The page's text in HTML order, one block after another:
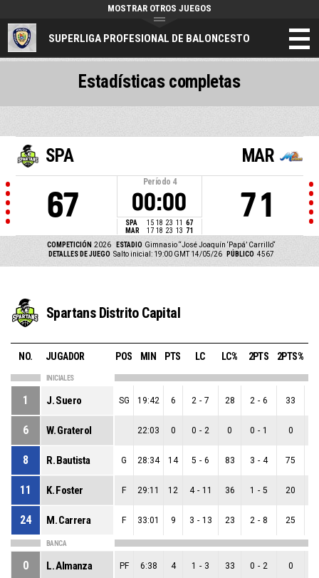
SUPERLIGA PROFESIONAL DE BALONCESTO
MOSTRAR OTROS JUEGOS
SPA
67
Período 4
00:00
SPA 15 18 23 11 67
MAR
17 18 23 13 71
MAR
71
COMPETICIÓN 2026 ESTADIO Gimnasio “José Joaquín ‘Papá’ Carrillo“
DETALLES DE JUEGO Salto inicial: 19:00 GMT 14/05/26 PÚBLICO 4567
Estadísticas completas
Spartans Distrito Capital
NO. JUGADOR POS MIN PTS LC LC% 2PTS 2PTS%
INICIALES
1 J. Suero SG 19:42 6 2 - 7 28 2 - 6 33
6 W. Graterol 22:03 0 0 - 2 0 0 - 1 0
8 R. Bautista G 28:34 14 5 - 6 83 3 - 4 75
11 K. Foster F 29:11 12 4 - 11 36 1 - 5 20
24 M. Carrera F 33:01 9 3 - 13 23 2 - 8 25
BANCA
0 L. Almanza PF 6:38 4 1 - 3 33 0 - 2 0